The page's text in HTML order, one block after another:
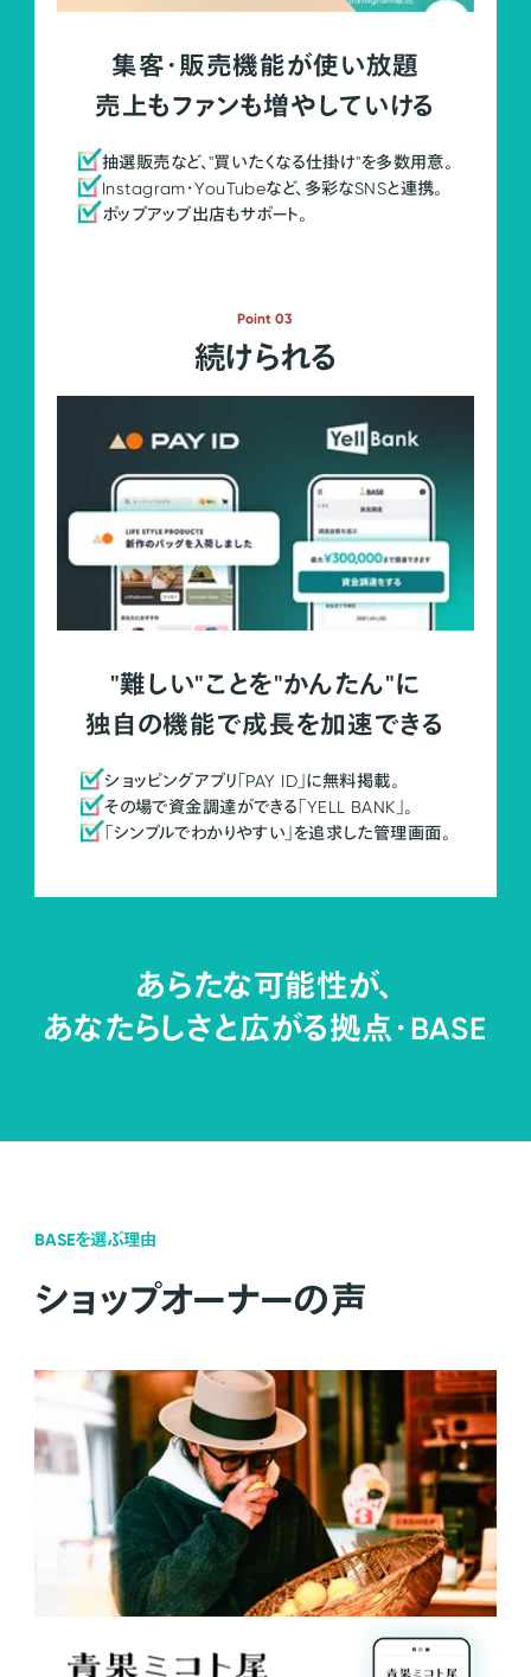
集客・販売機能が使い放題
売上もファンも増やしていける
抽選販売など、"買いたくなる仕掛け"を多数用意。
Instagram・YouTubeなど、多彩なSNSと連携。
ポップアップ出店もサポート。
Point 03
続けられる
"難しい"ことを"かんたん"に
独自の機能で成長を加速できる
ショッピングアプリ「PAY ID」に無料掲載。
その場で資金調達ができる「YELL BANK」。
「シンプルでわかりやすい」を追求した管理画面。
あらたな可能性が、
あなたらしさと広がる拠点・BASE
BASEを選ぶ理由
ショップオーナーの声